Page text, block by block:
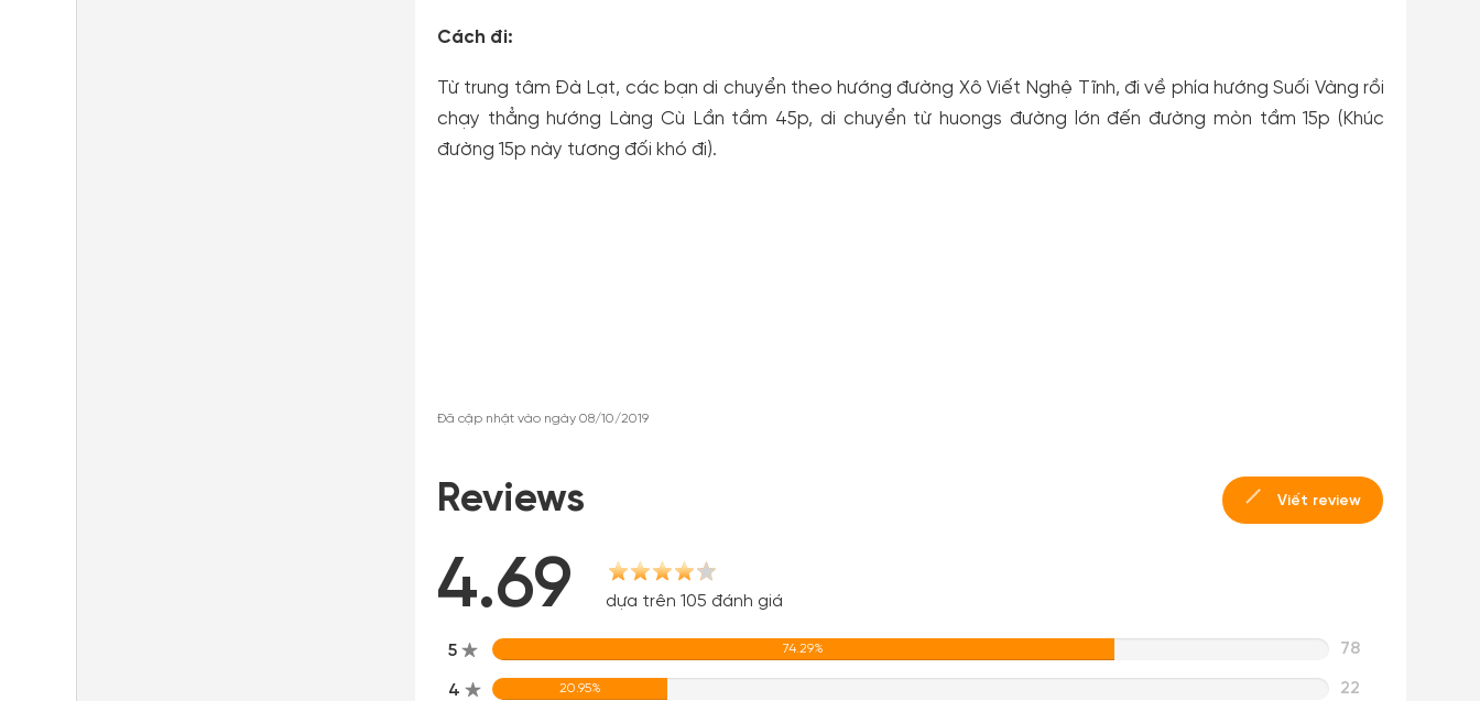
Cách đi:
Từ trung tâm Đà Lạt, các bạn di chuyển theo hướng đường Xô Viết Nghệ Tĩnh, đi về phía hướng Suối Vàng rồi
chạy thẳng hướng Làng Cù Lần tầm 45p, di chuyển từ huongs đường lớn đến đường mòn tầm 15p (Khúc
đường 15p này tương đối khó đi).
Đã cập nhật vào ngày 08/10/2019
Reviews Viết review
4.69 dựa trên 105 đánh giá
5 74.29% 78
4 20.95% 22